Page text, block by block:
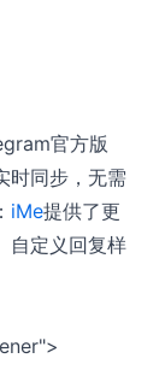
官方版
时同步，无需
iMe提供了更
自定义回复样